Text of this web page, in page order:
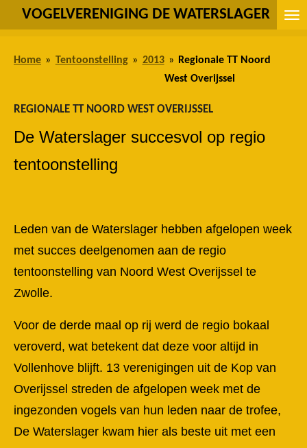
VOGELVERENIGING DE WATERSLAGER
Home » Tentoonstelling » 2013 »
Regionale TT Noord
West Overijssel
REGIONALE TT NOORD WEST OVERIJSSEL
De Waterslager succesvol op regio
tentoonstelling
Leden van de Waterslager hebben afgelopen week
met succes deelgenomen aan de regio
tentoonstelling van Noord West Overijssel te
Zwolle.
Voor de derde maal op rij werd de regio bokaal
veroverd, wat betekent dat deze voor altijd in
Vollenhove blijft. 13 verenigingen uit de Kop van
Overijssel streden de afgelopen week met de
ingezonden vogels van hun leden naar de trofee,
De Waterslager kwam hier als beste uit met een